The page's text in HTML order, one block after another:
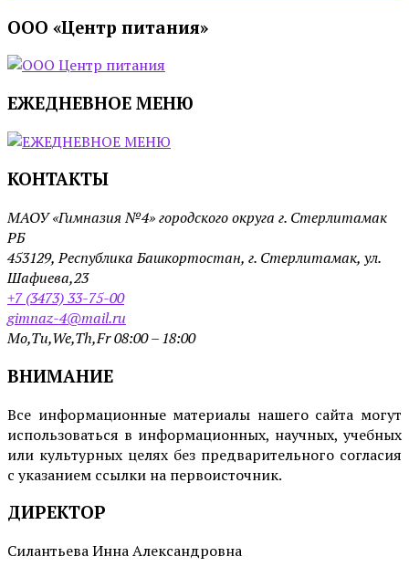
ООО «Центр питания»
ЕЖЕДНЕВНОЕ МЕНЮ
КОНТАКТЫ
МАОУ «Гимназия №4» городского округа г. Стерлитамак
РБ
453129, Республика Башкортостан, г. Стерлитамак, ул.
Шафиева,23
+7 (3473) 33-75-00
gimnaz-4@mail.ru
Mo,Tu,We,Th,Fr 08:00 – 18:00
ВНИМАНИЕ
Все информационные материалы нашего сайта могут
использоваться в информационных, научных, учебных
или культурных целях без предварительного согласия
с указанием ссылки на первоисточник.
ДИРЕКТОР
Силантьева Инна Александровна